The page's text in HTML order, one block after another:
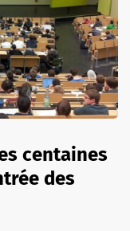
centaines
des